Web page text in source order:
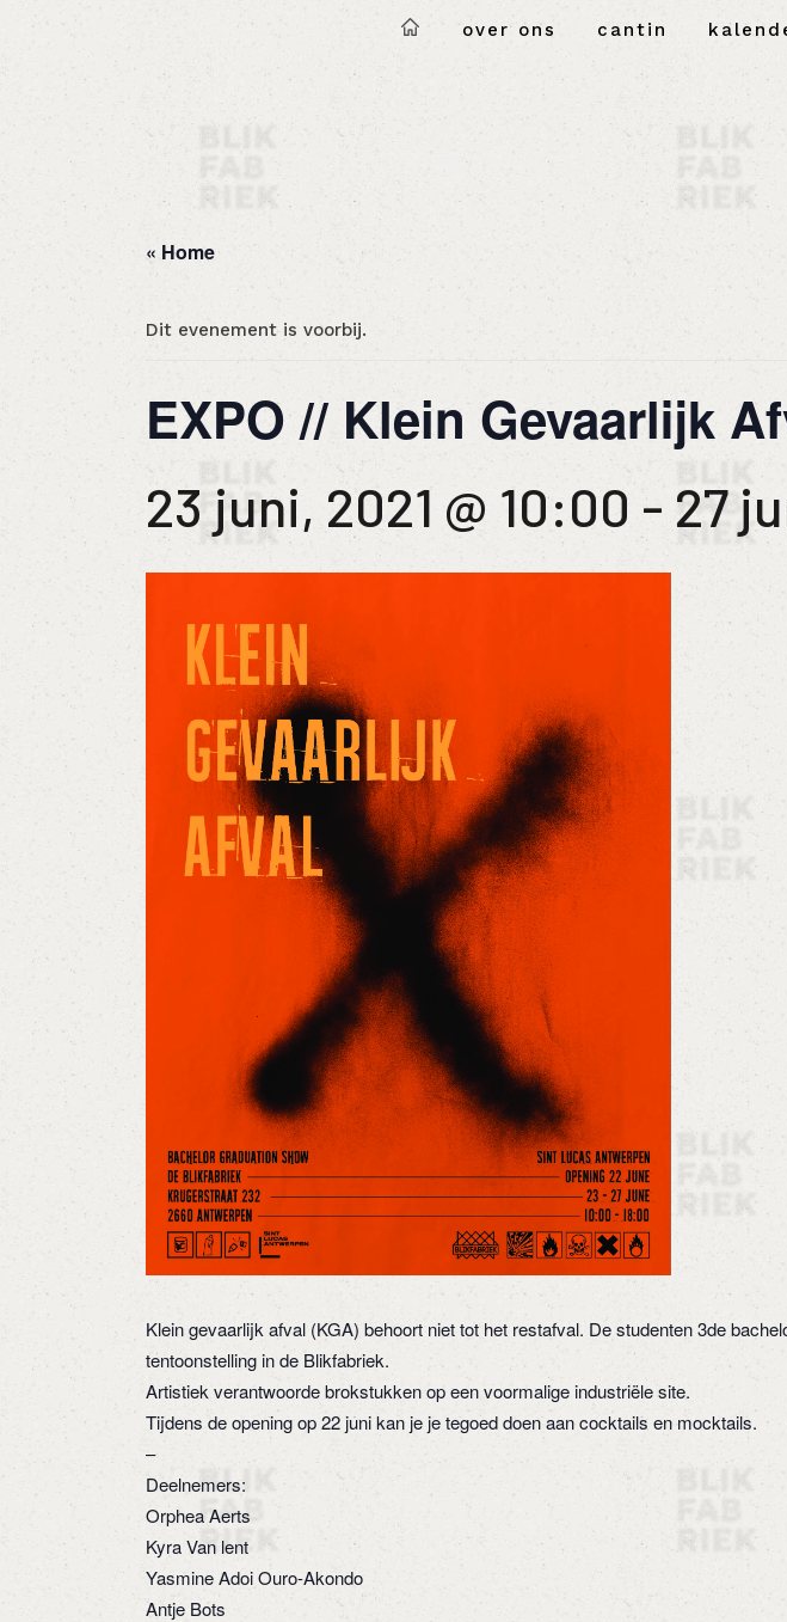
over ons cantin
« Home
Dit evenement is voorbij.
EXPO // Klein Gevaarlijk
23 juni, 2021 @ 10:00 - 27
Klein gevaarlijk afval (KGA) behoort niet tot het restafval. De studenten 3de
tentoonstelling in de Blikfabriek.
Artistiek verantwoorde brokstukken op een voormalige industriële site.
Tijdens de opening op 22 juni kan je je tegoed doen aan cocktails en mocktails.
–
Deelnemers:
Orphea Aerts
Kyra Van lent
Yasmine Adoi Ouro-Akondo
Antje Bots